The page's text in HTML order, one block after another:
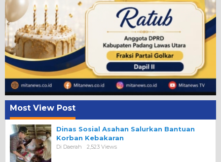
Most View Post
Dinas Sosial Asahan Salurkan Bantuan
Korban Kebakaran
Di Daerah 2,523 Views